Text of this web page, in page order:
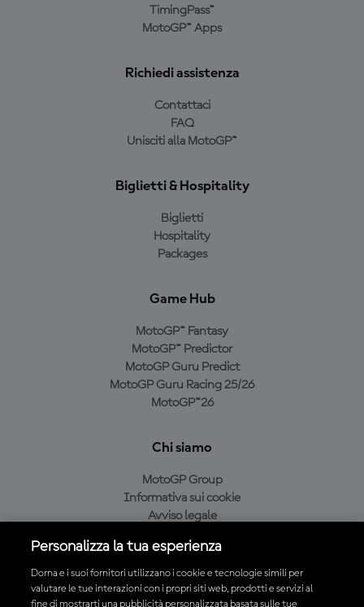
TimingPass™
MotoGP™ Apps
Richiedi assistenza
Contattaci
FAQ
Unisciti alla MotoGP™
Biglietti & Hospitality
Biglietti
Hospitality
Packages
Game Hub
MotoGP™ Fantasy
MotoGP™ Predictor
MotoGP Guru Predict
MotoGP Guru Racing 25/26
MotoGP™26
Chi siamo
MotoGP Group
Informativa sui cookie
Avviso legale
Condizioni di acquisto
Personalizza la tua esperienza
Dorna e i suoi fornitori utilizzano i cookie e tecnologie simili per
valutare le tue interazioni con i propri siti web, prodotti e servizi al
fine di mostrarti una pubblicità personalizzata basata sulle tue